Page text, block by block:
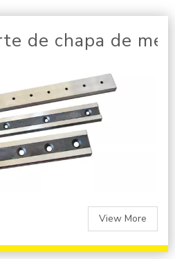
de chapa de
View More